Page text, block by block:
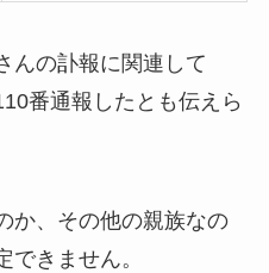
んの訃報に関連して
番通報したとも伝えら
か、その他の親族なの
きません。